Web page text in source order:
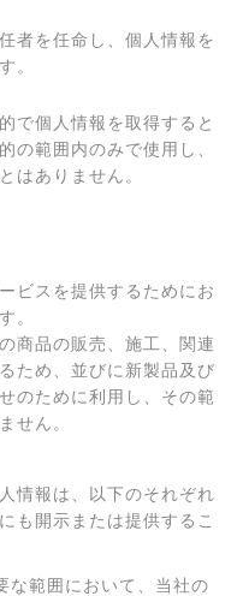
者を任命し、個人情報を
。
で個人情報を取得すると
の範囲内のみで使用し、
はありません。
ビスを提供するためにお
。
商品の販売、施工、関連
ため、並びに新製品及び
のために利用し、その範
せん。
情報は、以下のそれぞれ
も開示または提供するこ
な範囲において、当社の